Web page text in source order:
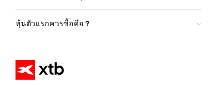
หุ้นตัวแรกควรซื้อคือ ?